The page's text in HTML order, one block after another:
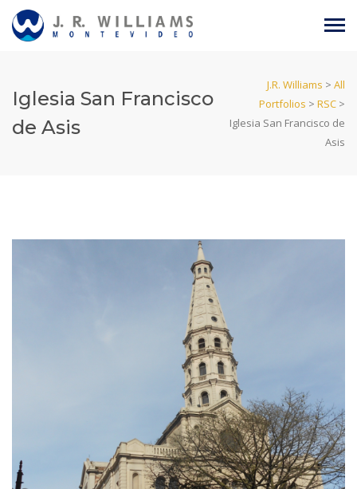
Iglesia San Francisco
de Asis
J.R. Williams > All
Portfolios > RSC >
Iglesia San Francisco de
Asis